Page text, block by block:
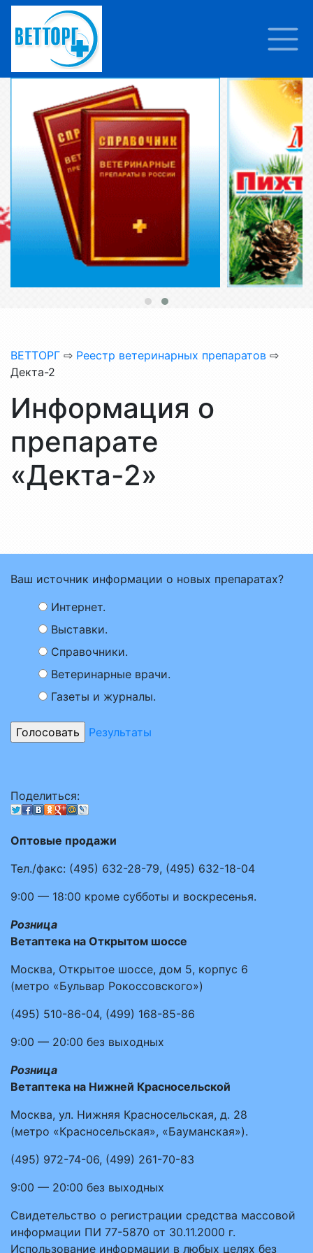
ВЕТТОРГ ⇨ Реестр ветеринарных препаратов ⇨
Декта-2
Информация о
препарате
«Декта-2»
Ваш источник информации о новых препаратах?
Интернет.
Выставки.
Справочники.
Ветеринарные врачи.
Газеты и журналы.
Результаты
Поделиться:
Оптовые продажи
Тел./факс: (495) 632-28-79, (495) 632-18-04
9:00 — 18:00 кроме субботы и воскресенья.
Розница
Ветаптека на Открытом шоссе
Москва, Открытое шоссе, дом 5, корпус 6
(метро «Бульвар Рокоссовского»)
(495) 510-86-04, (499) 168-85-86
9:00 — 20:00 без выходных
Розница
Ветаптека на Нижней Красносельской
Москва, ул. Нижняя Красносельская, д. 28
(метро «Красносельская», «Бауманская»).
(495) 972-74-06, (499) 261-70-83
9:00 — 20:00 без выходных
Свидетельство о регистрации средства массовой
информации ПИ 77-5870 от 30.11.2000 г.
Использование информации в любых целях без